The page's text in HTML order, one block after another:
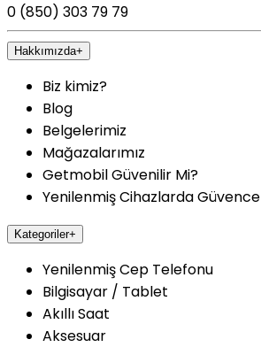
0 (850) 303 79 79
Hakkımızda+
Biz kimiz?
Blog
Belgelerimiz
Mağazalarımız
Getmobil Güvenilir Mi?
Yenilenmiş Cihazlarda Güvence
Kategoriler+
Yenilenmiş Cep Telefonu
Bilgisayar / Tablet
Akıllı Saat
Aksesuar